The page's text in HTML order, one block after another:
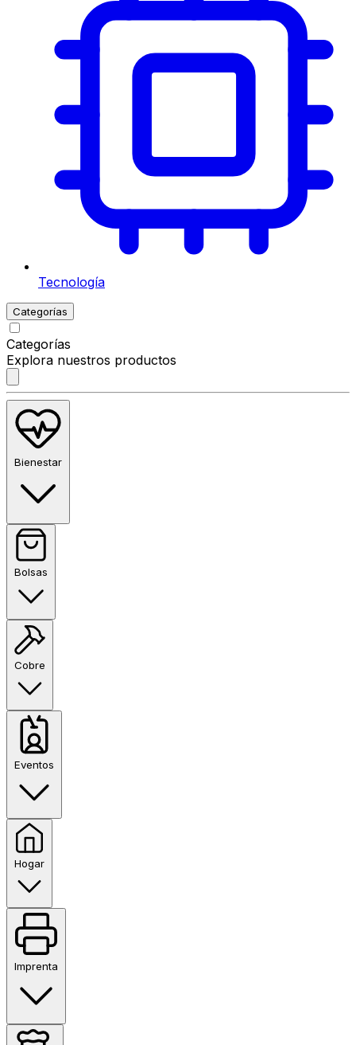
Tecnología
Categorías
Categorías
Explora nuestros productos
Bienestar
Bolsas
Cobre
Eventos
Hogar
Imprenta